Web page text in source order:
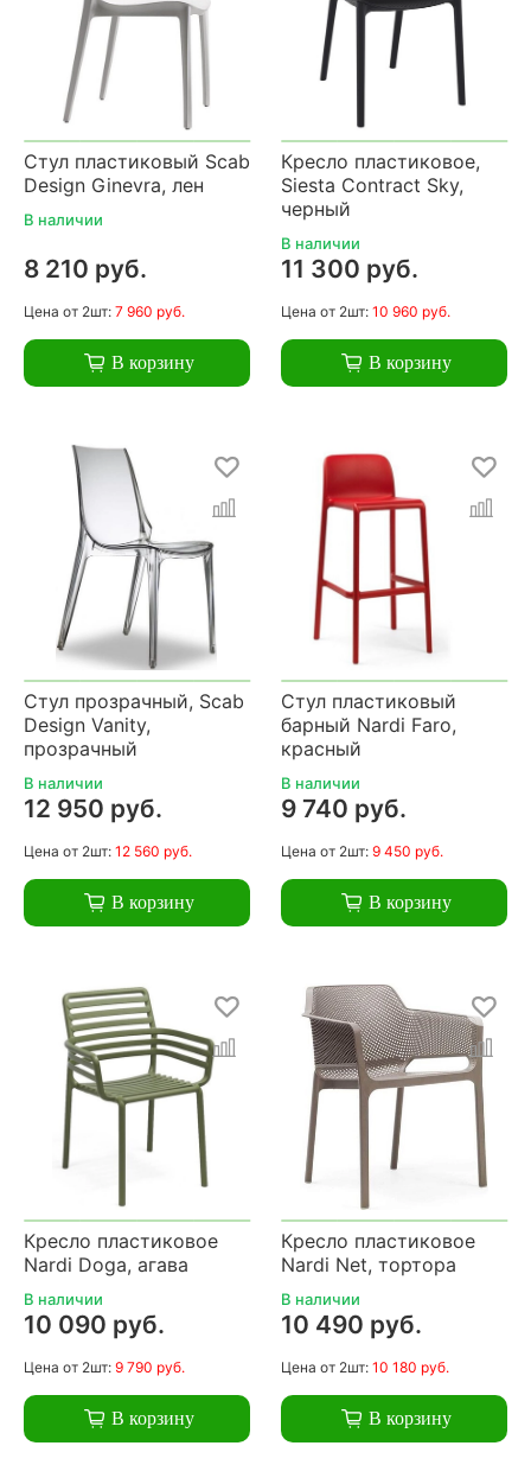
Стул пластиковый Scab
Design Ginevra, лен
В наличии
8 210 руб.
Цена от 2шт: 7 960 руб.
В корзину
Кресло пластиковое,
Siesta Contract Sky,
черный
В наличии
11 300 руб.
Цена от 2шт: 10 960 руб.
В корзину
Стул прозрачный, Scab
Design Vanity,
прозрачный
В наличии
12 950 руб.
Цена от 2шт: 12 560 руб.
В корзину
Стул пластиковый
барный Nardi Faro,
красный
В наличии
9 740 руб.
Цена от 2шт: 9 450 руб.
В корзину
Кресло пластиковое
Nardi Doga, агава
В наличии
10 090 руб.
Цена от 2шт: 9 790 руб.
В корзину
Кресло пластиковое
Nardi Net, тортора
В наличии
10 490 руб.
Цена от 2шт: 10 180 руб.
В корзину